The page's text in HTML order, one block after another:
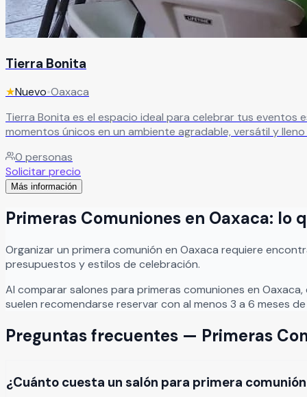
Tierra Bonita
★Nuevo•Oaxaca
Tierra Bonita es el espacio ideal para celebrar tus eventos especiales,
momentos únicos en un ambiente agradable, versátil y
0 personas
Solicitar precio
Más información
Primeras Comuniones en Oaxaca: lo
Organizarun primera comunión en Oaxaca requiere
presupuestos y estilos de celebración.
Al comparar salones para primeras comuniones en Oaxaca,
suelen recomendarse reservar con al menos 3 a 6 meses
Preguntas frecuentes — Primeras
¿Cuánto cuesta un salón para primera